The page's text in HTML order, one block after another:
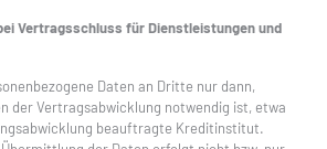
Vertragsschluss für Dienstleistungen und
Daten an Dritte nur dann,
der Vertragsabwicklung notwendig ist, etwa
beauftragte Kreditinstitut.